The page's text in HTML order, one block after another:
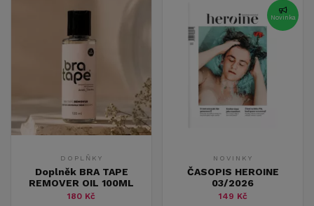
DOPLŇKY
Doplněk BRA TAPE
REMOVER OIL 100ML
180 Kč
Novinka
NOVINKY
ČASOPIS HEROINE
03/2026
149 Kč